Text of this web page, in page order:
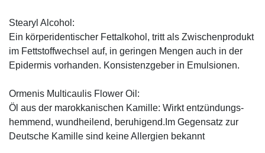
Stearyl Alcohol:
Ein körperidentischer Fettalkohol, tritt als Zwischenprodukt
im Fettstoffwechsel auf, in geringen Mengen auch in der
Epidermis vorhanden. Konsistenzgeber in Emulsionen.
Ormenis Multicaulis Flower Oil:
Öl aus der marokkanischen Kamille: Wirkt entzündungs-
hemmend, wundheilend, beruhigend.Im Gegensatz zur
Deutsche Kamille sind keine Allergien bekannt